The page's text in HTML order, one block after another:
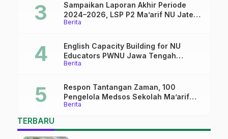
Berita
Sampaikan Laporan Akhir Periode
2024–2026, LSP P2 Ma’arif NU Jateng
Mantapkan Sinergi Link and Match
Berita
English Capacity Building for NU
Educators PWNU Jawa Tengah
Batch#4; Membuka Jalan Menuju
Berita
Respon Tantangan Zaman, 100
Pengelola Medsos Sekolah Ma’arif
Pekalongan Ikuti Pelatihan Literasi
TERBARU